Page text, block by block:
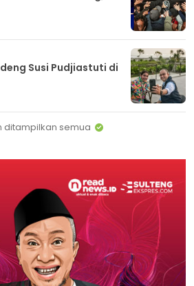
Susi Pudjiastuti di
ditampilkan semua